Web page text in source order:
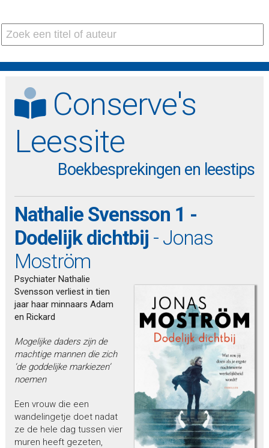
Conserve's
Leessite
Boekbesprekingen en leestips
Nathalie Svensson 1 -
Dodelijk dichtbij - Jonas
Moström
Psychiater Nathalie
Svensson verliest in tien
jaar haar minnaars Adam
en Rickard
Mogelijke daders zijn de
machtige mannen die zich
‘de goddelijke markiezen’
noemen
Een vrouw die een
wandelingetje doet nadat
ze de hele dag tussen vier
muren heeft gezeten,